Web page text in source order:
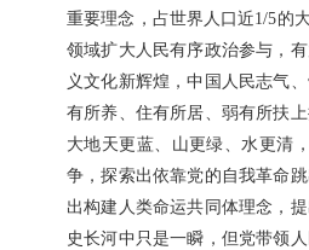
重要理念，占世界人口近1/5的
领域扩大人民有序政治参与，
义文化新辉煌，中国人民志气
有所养、住有所居、弱有所扶
大地天更蓝、山更绿、水更清
争，探索出依靠党的自我革命
出构建人类命运共同体理念，
史长河中只是一瞬，但党带领